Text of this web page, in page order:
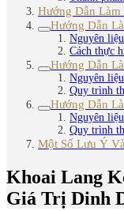
Hướng Dẫn
Hướng Dẫn
Nguyên
Cách thực
Hướng Dẫn
Nguyên
Quy trình
Hướng Dẫn
Nguyên
Quy trình
Một Số Lưu Ý
Khoai Lang
Giá Trị Dinh